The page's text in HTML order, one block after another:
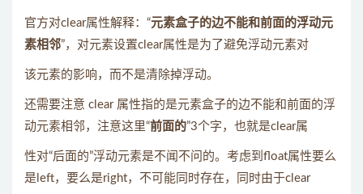
官方对clear属性解释：“元素盒子的边不能和前面的浮动元
素相邻”，对元素设置clear属性是为了避免浮动元素对
该元素的影响，而不是清除掉浮动。
还需要注意 clear 属性指的是元素盒子的边不能和前面的浮
动元素相邻，注意这里“前面的”3个字，也就是clear属
性对“后面的”浮动元素是不闻不问的。考虑到float属性要么
是left，要么是right，不可能同时存在，同时由于clear